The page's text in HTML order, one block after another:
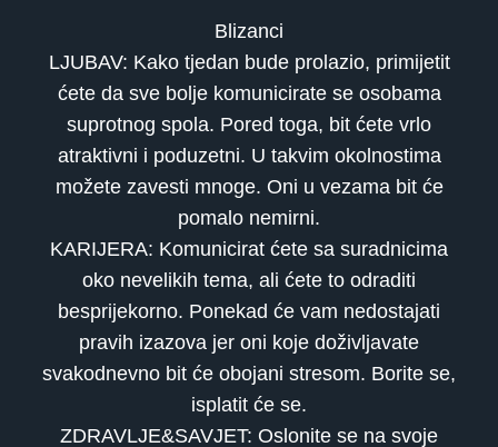
Blizanci
LJUBAV: Kako tjedan bude prolazio, primijetit
ćete da sve bolje komunicirate se osobama
suprotnog spola. Pored toga, bit ćete vrlo
atraktivni i poduzetni. U takvim okolnostima
možete zavesti mnoge. Oni u vezama bit će
pomalo nemirni.
KARIJERA: Komunicirat ćete sa suradnicima
oko nevelikih tema, ali ćete to odraditi
besprijekorno. Ponekad će vam nedostajati
pravih izazova jer oni koje doživljavate
svakodnevno bit će obojani stresom. Borite se,
isplatit će se.
ZDRAVLJE&SAVJET: Oslonite se na svoje